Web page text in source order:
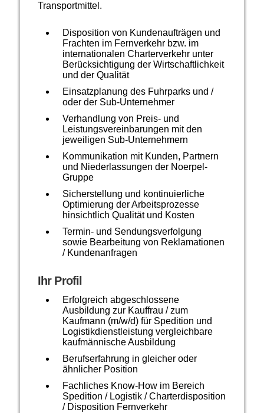
Transportmittel.
Disposition von Kundenaufträgen und
Frachten im Fernverkehr bzw. im
internationalen Charterverkehr unter
Berücksichtigung der Wirtschaftlichkeit
und der Qualität
Einsatzplanung des Fuhrparks und /
oder der Sub-Unternehmer
Verhandlung von Preis- und
Leistungsvereinbarungen mit den
jeweiligen Sub-Unternehmern
Kommunikation mit Kunden, Partnern
und Niederlassungen der Noerpel-
Gruppe
Sicherstellung und kontinuierliche
Optimierung der Arbeitsprozesse
hinsichtlich Qualität und Kosten
Termin- und Sendungsverfolgung
sowie Bearbeitung von Reklamationen
/ Kundenanfragen
Ihr Profil
Erfolgreich abgeschlossene
Ausbildung zur Kauffrau / zum
Kaufmann (m/w/d) für Spedition und
Logistikdienstleistung vergleichbare
kaufmännische Ausbildung
Berufserfahrung in gleicher oder
ähnlicher Position
Fachliches Know-How im Bereich
Spedition / Logistik / Charterdisposition
/ Disposition Fernverkehr